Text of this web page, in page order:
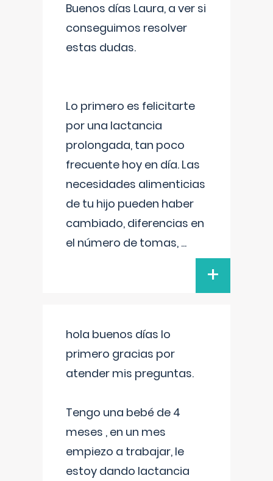
Buenos días Laura, a ver si
conseguimos resolver
estas dudas.
Lo primero es felicitarte
por una lactancia
prolongada, tan poco
frecuente hoy en día. Las
necesidades alimenticias
de tu hijo pueden haber
cambiado, diferencias en
el número de tomas, ...
+
hola buenos días lo
primero gracias por
atender mis preguntas.
Tengo una bebé de 4
meses , en un mes
empiezo a trabajar, le
estoy dando lactancia